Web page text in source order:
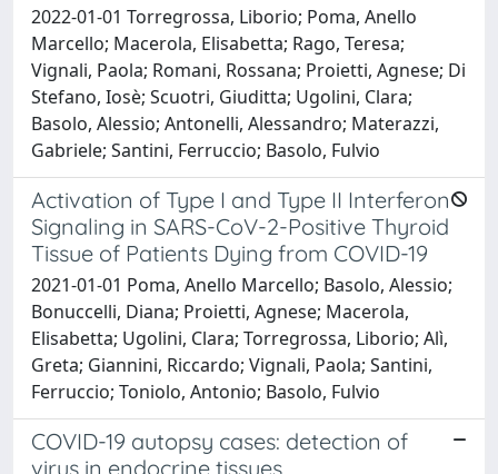
2022-01-01 Torregrossa, Liborio; Poma, Anello
Marcello; Macerola, Elisabetta; Rago, Teresa;
Vignali, Paola; Romani, Rossana; Proietti, Agnese; Di
Stefano, Iosè; Scuotri, Giuditta; Ugolini, Clara;
Basolo, Alessio; Antonelli, Alessandro; Materazzi,
Gabriele; Santini, Ferruccio; Basolo, Fulvio
Activation of Type I and Type II Interferon
Signaling in SARS-CoV-2-Positive Thyroid
Tissue of Patients Dying from COVID-19
2021-01-01 Poma, Anello Marcello; Basolo, Alessio;
Bonuccelli, Diana; Proietti, Agnese; Macerola,
Elisabetta; Ugolini, Clara; Torregrossa, Liborio; Alì,
Greta; Giannini, Riccardo; Vignali, Paola; Santini,
Ferruccio; Toniolo, Antonio; Basolo, Fulvio
COVID-19 autopsy cases: detection of
virus in endocrine tissues